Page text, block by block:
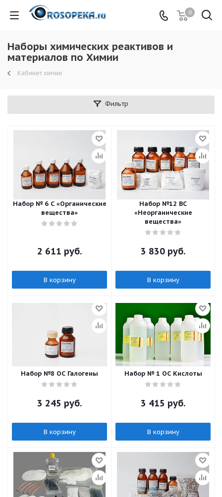
0
Наборы химических реактивов и
материалов по Химии
Кабинет химии
Фильтр
Набор № 6 С «Органические
вещества»
2 611 руб.
В корзину
Набор №12 ВС
«Неорганические
вещества»
3 830 руб.
В корзину
Набор №8 ОС Галогены
3 245 руб.
В корзину
Набор № 1 ОС Кислоты
3 415 руб.
В корзину